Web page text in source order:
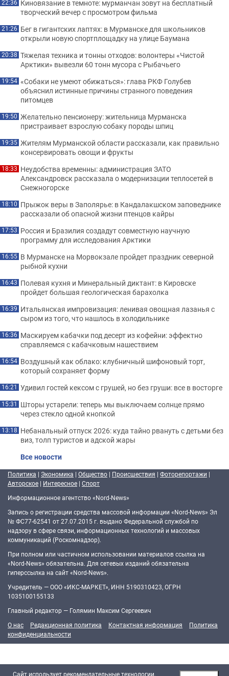
22:36 Киновязание в темноте: мурманчан зовут на бесплатный
творческий вечер с просмотром фильма
21:26 Бег в гигантских лаптях: в Мурманске для школьников
открыли новую спортплощадку на улице Баумана
20:38 Тяжелая техника и тонны отходов: волонтеры «Чистой
Арктики» вывезли 60 тонн мусора с Рыбачьего
19:54 «Собаки не умеют обижаться»: глава РКФ Голубев
объяснил истинные причины странного поведения
питомцев
19:50 Желательно пенсионеру: жительница Мурманска
пристраивает взрослую собаку породы шпиц
19:35 Жителям Мурманской области рассказали, как правильно
консервировать овощи и фрукты
18:33 Неудобства временны: администрация ЗАТО
Александровск рассказала о модернизации теплосетей в
Снежногорске
18:10 Прыжок веры в Заполярье: в Кандалакшском заповеднике
рассказали об опасной жизни птенцов кайры
17:53 Россия и Бразилия создадут совместную научную
программу для исследования Арктики
16:55 В Мурманске на Морвокзале пройдет праздник северной
рыбной кухни
16:43 Полевая кухня и Минеральный диктант: в Кировске
пройдет большая геологическая барахолка
16:39 Итальянская импровизация: ленивая овощная лазанья с
сыром из того, что нашлось в холодильнике
16:36 Маскируем кабачки под десерт из кофейни: эффектно
справляемся с кабачковым нашествием
16:54 Воздушный как облако: клубничный шифоновый торт,
который сохраняет форму
16:21 Удивил гостей кексом с грушей, но без груши: все в восторге
15:31 Шторы устарели: теперь мы выключаем солнце прямо
через стекло одной кнопкой
13:18 Небанальный отпуск 2026: куда тайно рвануть с детьми без
виз, толп туристов и адской жары
Все новости
Политика | Экономика | Общество | Происшествия | Фоторепортажи |
Авторское | Интересное | Спорт
Информационное агентство «Nord-News»
Запись о регистрации средства массовой информации «Nord-News» Эл
№ ФС77-62541 от 27.07.2015 г. выдано Федеральной службой по
надзору в сфере связи, информационных технологий и массовых
коммуникаций (Роскомнадзор).
При полном или частичном использовании материалов ссылка на
«Nord-News» обязательна. Для сетевых изданий обязательна
гиперссылка на сайт «Nord-News».
Учредитель — ООО «ИКС-МАРКЕТ», ИНН 5190310423, ОГРН
1035100155133
Главный редактор — Голямин Максим Сергеевич
О нас
Редакционная политика Контактная информация
Политика
конфиденциальности
Cайт использует рекомендательные технологии.